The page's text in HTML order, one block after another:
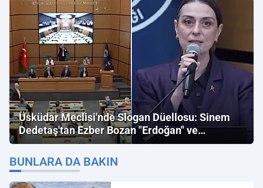
Üsküdar Meclisi'nde Slogan Düellosu: Sinem
Dedetaş'tan Ezber Bozan "Erdoğan" ve
"İmamoğlu" Çıkışı!
BUNLARA DA BAKIN